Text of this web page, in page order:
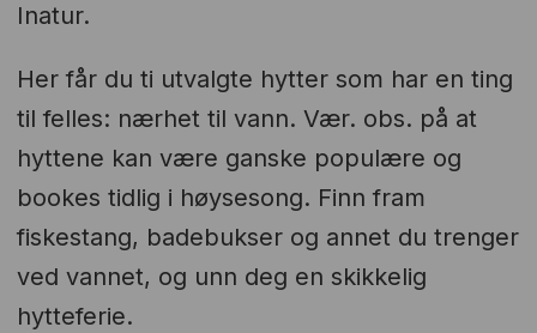
Inatur.
Her får du ti utvalgte hytter som har en ting
til felles: nærhet til vann. Vær. obs. på at
hyttene kan være ganske populære og
bookes tidlig i høysesong. Finn fram
fiskestang, badebukser og annet du trenger
ved vannet, og unn deg en skikkelig
hytteferie.